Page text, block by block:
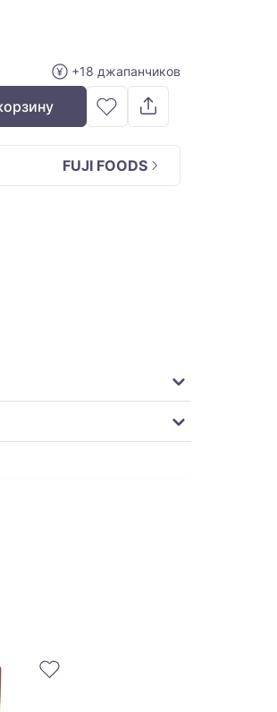
+18 джапанчиков
FUJI FOODS